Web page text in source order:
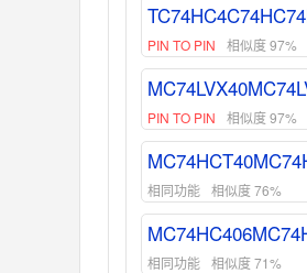
PIN TO PIN 相似度 97%
PIN TO PIN 相似度 97%
相同功能 相似度 76%
相同功能 相似度 71%